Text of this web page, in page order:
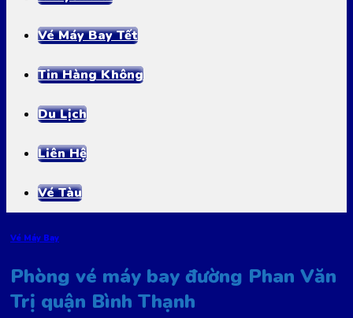
Vé Máy Bay Tết
Tin Hàng Không
Du Lịch
Liên Hệ
Vé Tàu
Vé Máy Bay
Phòng vé máy bay đường Phan Văn
Trị quận Bình Thạnh